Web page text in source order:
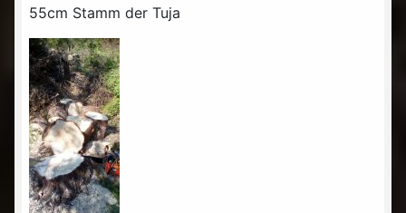
55cm Stamm der Tuja